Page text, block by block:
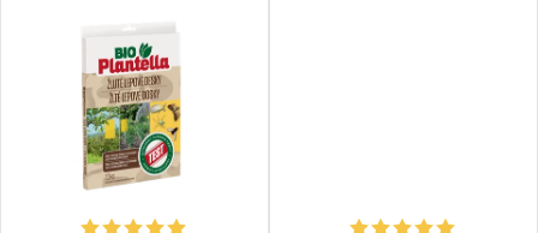
angreštu a rybízu. Přípravek je
vhodný pro ekologické
zemědělství. Neškodí užitečným
organismům.